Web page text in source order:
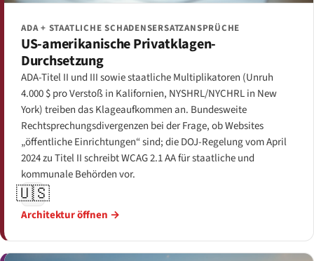
ADA + STAATLICHE SCHADENSERSATZANSPRÜCHE
US-amerikanische Privatklagen-
Durchsetzung
ADA-Titel II und III sowie staatliche Multiplikatoren (Unruh
4.000 $ pro Verstoß in Kalifornien, NYSHRL/NYCHRL in New
York) treiben das Klageaufkommen an. Bundesweite
Rechtsprechungsdivergenzen bei der Frage, ob Websites
„öffentliche Einrichtungen“ sind; die DOJ-Regelung vom April
2024 zu Titel II schreibt WCAG 2.1 AA für staatliche und
kommunale Behörden vor.
🇺🇸
Architektur öffnen →